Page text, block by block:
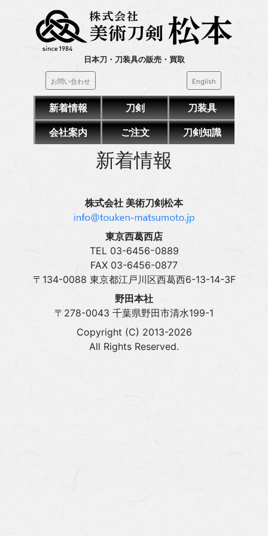
日本刀・刀装具の販売・買取
お問い合わせ English
新着情報 刀剣 刀装具
会社案内 ご注文 刀剣知識
新着情報
株式会社 美術刀剣松本
東京西葛西店
TEL 03‍-6456ｰ0889
FAX 03‍-6456-0877
〒134-0088 東京都江戸川区西葛西6-13-14-3F
野田本社
〒278-0043 千葉県野田市清水199-1
Copyright (C) 2013-2026
All Rights Reserved.